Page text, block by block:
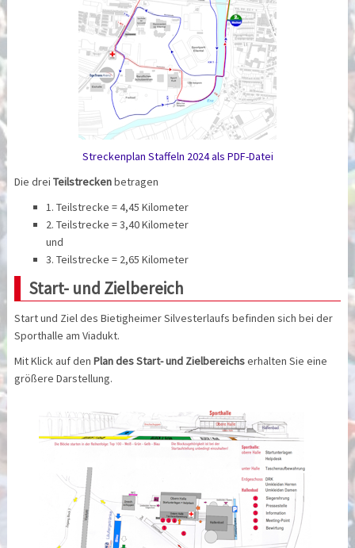
Streckenplan Staffeln 2024 als PDF-Datei
Die dreiTeilstreckenbetragen
1. Teilstrecke = 4,45 Kilometer
2. Teilstrecke = 3,40 Kilometer
und
3. Teilstrecke = 2,65 Kilometer
Start- und Zielbereich
Start und Ziel des Bietigheimer Silvesterlaufs befinden sich bei der
Sporthalle am Viadukt.
Mit Klick auf denPlan des Start- und Zielbereichserhalten Sie eine
größere Darstellung.